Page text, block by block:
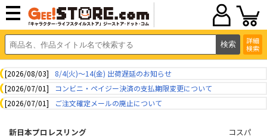
詳細
検索
[2026/08/03]
8/4(火)～14(金) 出荷遅延のお知らせ
[2026/07/01]
コンビニ・ペイジー決済の支払期限変更について
[2026/07/01]
ご注文確定メールの廃止について
新日本プロレスリング コスパ